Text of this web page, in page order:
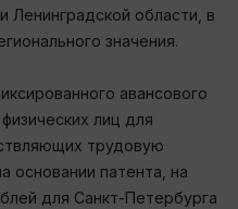
Ленинградской области, в
значения.
авансового
лиц для
трудовую
основании патента, на
для Санкт-Петербурга